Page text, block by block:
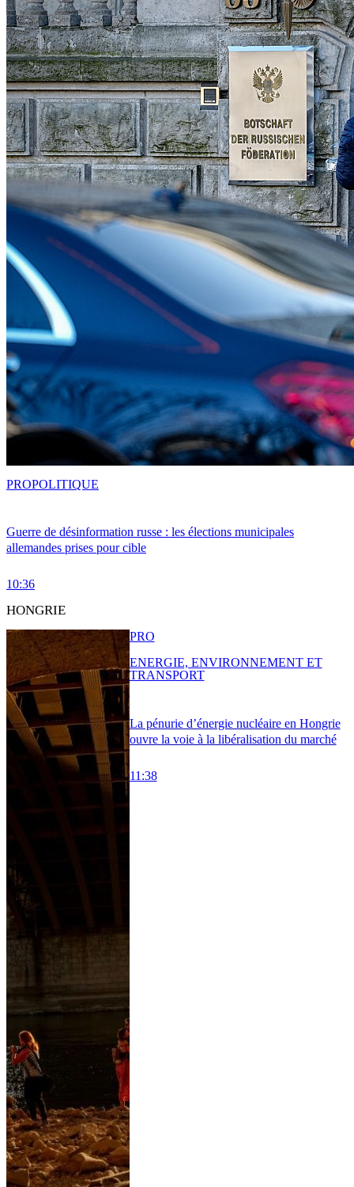
Guerre de désinformation russe : les élections municipales
allemandes prises pour cible
10:36
PROPOLITIQUE
HONGRIE
La pénurie d’énergie nucléaire en Hongrie
ouvre la voie à la libéralisation du marché
11:38
PRO
ENERGIE, ENVIRONNEMENT ET
TRANSPORT